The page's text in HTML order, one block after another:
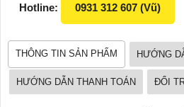
Hotline: 0931 312 607 (Vũ)
THÔNG TIN SẢN PHẨM HƯỚNG
HƯỚNG DẪN THANH TOÁN ĐỔI